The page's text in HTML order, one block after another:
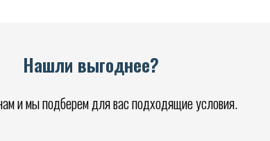
Нашли выгоднее?
и мы подберем для вас подходящие условия.